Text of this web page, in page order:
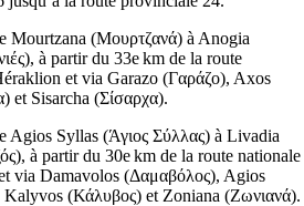
Mourtzana (Μουρτζανά) à Anogia
), à partir du 33e km de la route
et via Garazo (Γαράζο), Axos
) et Sisarcha (Σίσαρχα).
Agios Syllas (Άγιος Σύλλας) à Livadia
), à partir du 30e km de la route nationale
via Damavolos (Δαμαβόλος), Agios
Kalyvos (Κάλυβος) et Zoniana (Ζωνιανά).